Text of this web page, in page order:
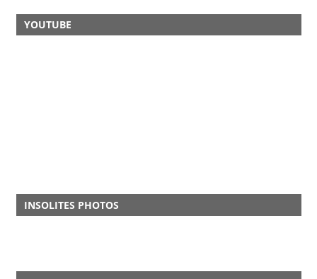
YOUTUBE
INSOLITES PHOTOS